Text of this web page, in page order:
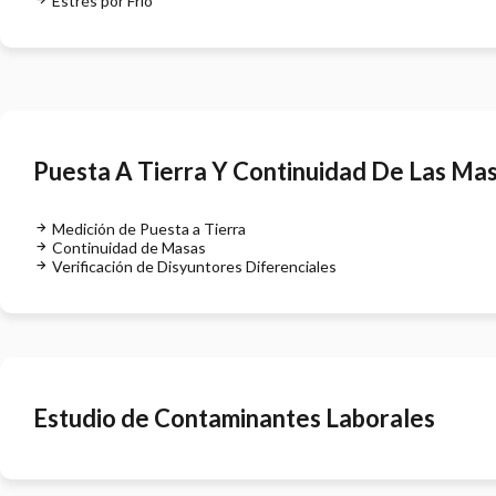
Puesta A Tierra Y Continuidad De Las
Medición de Puesta a Tierra
Continuidad de Masas
Verificación de Disyuntores Diferenciales
Estudio de Contaminantes Laborales